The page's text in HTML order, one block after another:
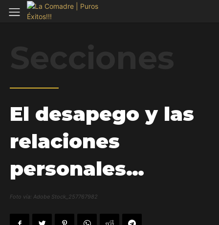
El desapego y las
relaciones
personales…
Foto vía: Adobe Stock_257767982